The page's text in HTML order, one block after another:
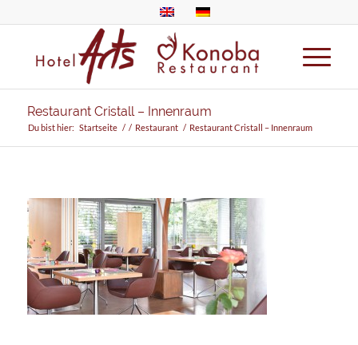
Restaurant Cristall – Innenraum
Du bist hier: Startseite / / Restaurant / Restaurant Cristall – Innenraum